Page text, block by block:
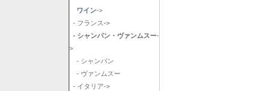
ワイン->
- フランス->
- シャンパン・ヴァンムスー-
>
- シャンパン
- ヴァンムスー
- イタリア->